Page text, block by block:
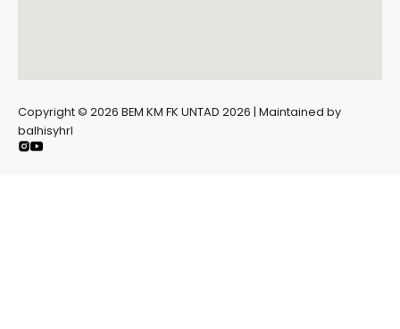
Copyright © 2026 BEM KM FK UNTAD 2026 | Maintained by
balhisyhrl